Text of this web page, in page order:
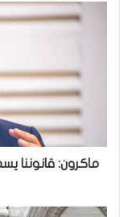
ماكرون: قانوننا